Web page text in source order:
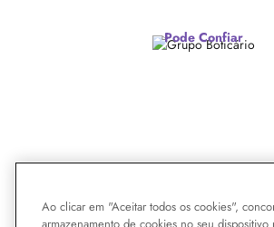
Pode Confiar
Ao clicar em "Aceitar todos os cookies",